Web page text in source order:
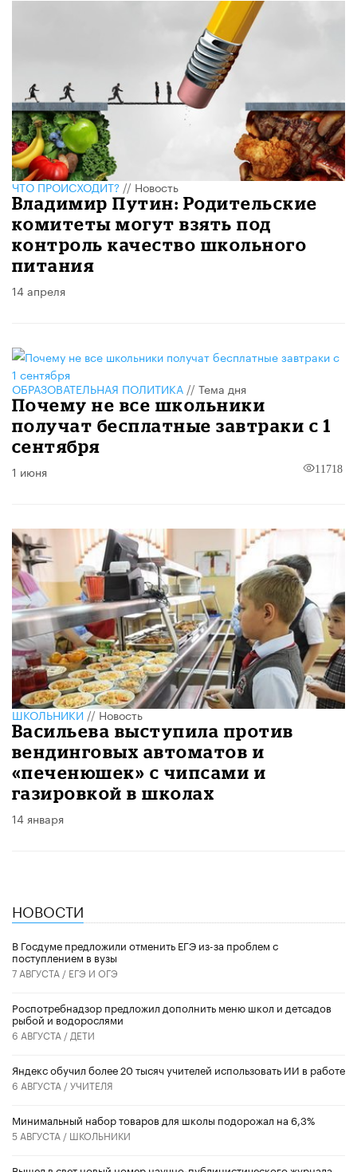
ЧТО ПРОИСХОДИТ?//Новость
Владимир Путин: Родительские
комитеты могут взять под
контроль качество школьного
питания
14 апреля
ОБРАЗОВАТЕЛЬНАЯ ПОЛИТИКА // Тема дня
Почему не все школьники
получат бесплатные завтраки с 1
сентября
1 июня 11718
ШКОЛЬНИКИ//Новость
Васильева выступила против
вендинговых автоматов и
«печенюшек» с чипсами и
газировкой в школах
14 января
НОВОСТИ
В Госдуме предложили отменить ЕГЭ из-за проблем с
поступлением в вузы
7 АВГУСТА / ЕГЭ И ОГЭ
Роспотребнадзор предложил дополнить меню школ и детсадов
рыбой и водорослями
6 АВГУСТА / ДЕТИ
​Яндекс обучил более 20 тысяч учителей использовать ИИ в работе
6 АВГУСТА /УЧИТЕЛЯ
Минимальный набор товаров для школы подорожал на 6,3%
5 АВГУСТА / ШКОЛЬНИКИ